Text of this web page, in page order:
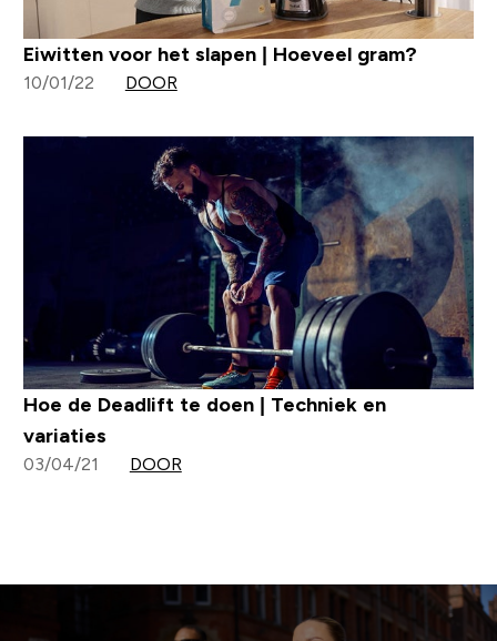
Eiwitten voor het slapen | Hoeveel gram?
10/01/22 DOOR
Hoe de Deadlift te doen | Techniek en
variaties
03/04/21 DOOR